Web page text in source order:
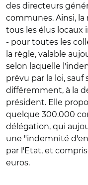
des directeurs
communes. Ainsi,
tous les élus
- pour toutes les
la règle, valable
selon laquelle
prévu par la loi, sauf
différemment, à la
président. Elle
quelque 300.000
délégation, qui
une "indemnité
par l'Etat, et
euros.